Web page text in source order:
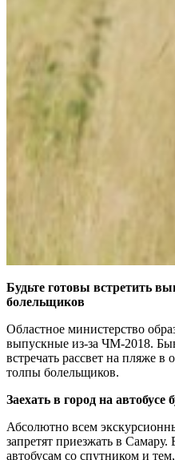
Будьте готовы встретить
болельщиков
Областное министерство
выпускные из-за ЧМ-2018.
встречать рассвет на пляже
толпы болельщиков.
Заехать в город на автобусе
Абсолютно всем
запретят приезжать в Самару.
автобусам со спутником и